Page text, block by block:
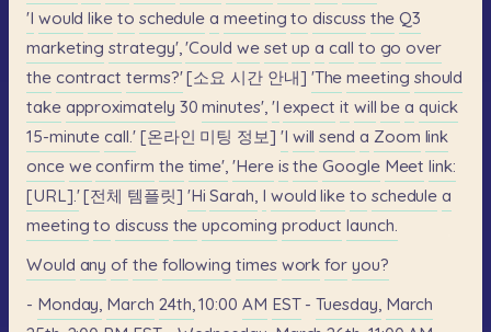
'I would like to schedule a meeting to discuss the Q3
marketing strategy', 'Could we set up a call to go over
the contract terms?' [소요 시간 안내] 'The meeting should
take approximately 30 minutes', 'I expect it will be a quick
15-minute call.' [온라인 미팅 정보] 'I will send a Zoom link
once we confirm the time', 'Here is the Google Meet link:
[URL].' [전체 템플릿] 'Hi Sarah, I would like to schedule a
meeting to discuss the upcoming product launch.
Would any of the following times work for you?
- Monday, March 24th, 10:00 AM EST - Tuesday, March